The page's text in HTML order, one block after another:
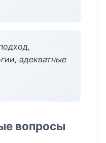
адекватные
вопросы